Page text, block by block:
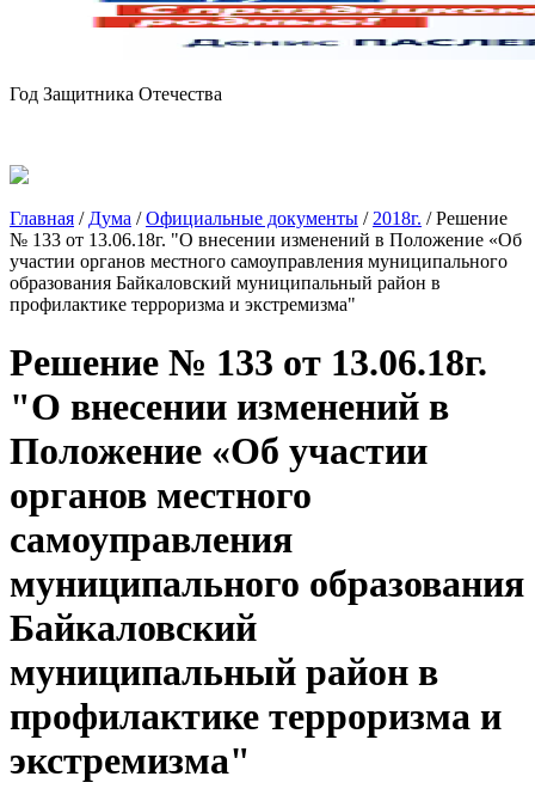
Год Защитника Отечества
Главная / Дума /Официальные документы / 2018г. /Решение
№ 133 от 13.06.18г. "О внесении изменений в Положение «Об
участии органов местного самоуправления муниципального
образования Байкаловский муниципальный район в
профилактике терроризма и экстремизма"
Решение № 133 от 13.06.18г.
"О внесении изменений в
Положение «Об участии
органов местного
самоуправления
муниципального образования
Байкаловский
муниципальный район в
профилактике терроризма и
экстремизма"